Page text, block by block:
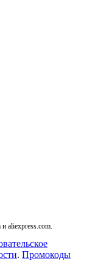
aliexpress.com.
. Промокоды